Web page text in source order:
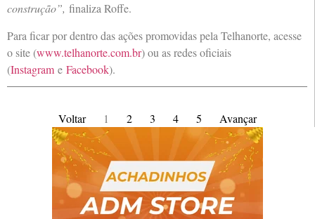
construção”, finaliza Roffe.
Para ficar por dentro das ações promovidas pela Telhanorte, acesse
o site (www.telhanorte.com.br) ou as redes oficiais
(Instagram e Facebook).
Voltar 1 2 3 4 5 Avançar